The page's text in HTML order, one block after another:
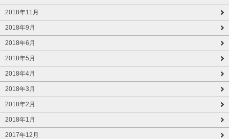
2018年11月
2018年9月
2018年6月
2018年5月
2018年4月
2018年3月
2018年2月
2018年1月
2017年12月